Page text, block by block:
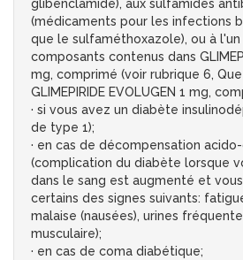
glibenclamide), aux sulfamides
(médicaments pour les infections
que le sulfaméthoxazole), ou à
composants contenus dans
mg, comprimé (voir rubrique 6,
GLIMEPIRIDE EVOLUGEN 1 mg,
· si vous avez un diabète
de type 1);
· en cas de décompensation
(complication du diabète lorsque
dans le sang est augmenté et
certains des signes suivants:
malaise (nausées), urines
musculaire);
· en cas de coma diabétique;